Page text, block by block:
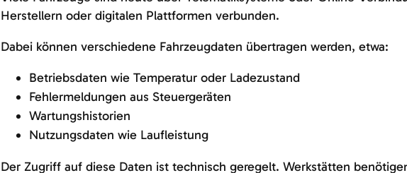
Herstellern oder digitalen Plattformen verbunden.
Dabei können verschiedene Fahrzeugdaten übertragen werden, etwa:
Betriebsdaten wie Temperatur oder Ladezustand
Fehlermeldungen aus Steuergeräten
Wartungshistorien
Nutzungsdaten wie Laufleistung
Der Zugriff auf diese Daten ist technisch geregelt. Werkstätten